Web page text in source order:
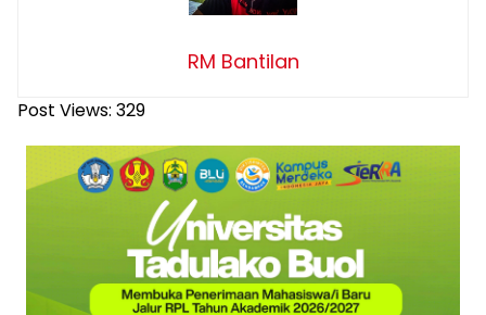
RM Bantilan
Post Views: 329